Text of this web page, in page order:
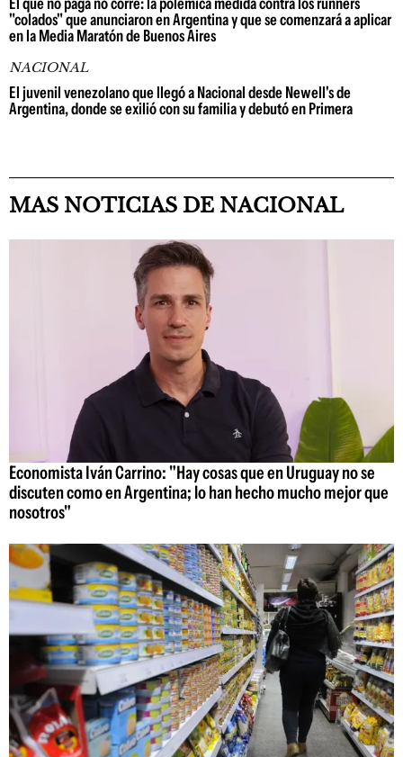
"colados" que anunciaron en Argentina y que se comenzará a aplicar
en la Media Maratón de Buenos Aires
NACIONAL
El juvenil venezolano que llegó a Nacional desde Newell's de
Argentina, donde se exilió con su familia y debutó en Primera
MAS NOTICIAS DE NACIONAL
Economista Iván Carrino: "Hay cosas que en Uruguay no se
discuten como en Argentina; lo han hecho mucho mejor que
nosotros"